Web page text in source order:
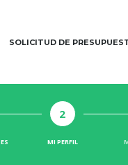
SOLICITUD DE
2
MI PERFIL